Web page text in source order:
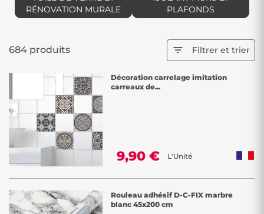
RÉNOVATION MURALE
PLAFONDS
684 produits  Filtrer et trier
Décoration carrelage imitation
carreaux de...
9,90 € L'Unité
Rouleau adhésif D-C-FIX marbre
blanc 45x200 cm